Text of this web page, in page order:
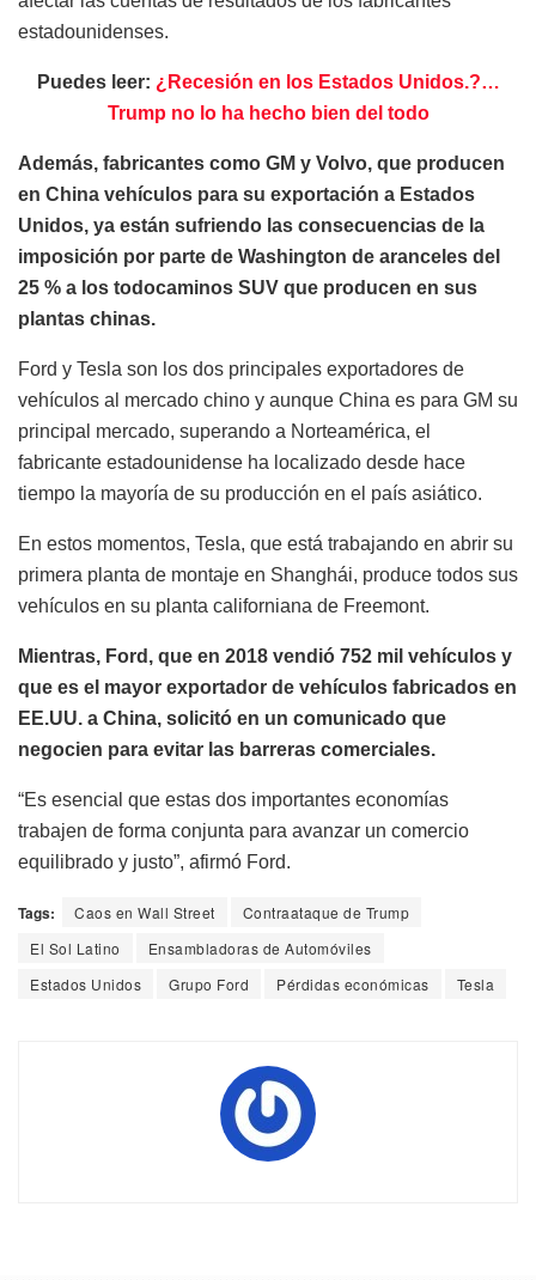
estadounidenses.
Puedes leer: ¿Recesión en los Estados Unidos.?…
Trump no lo ha hecho bien del todo
Además, fabricantes como GM y Volvo, que producen
en China vehículos para su exportación a Estados
Unidos, ya están sufriendo las consecuencias de la
imposición por parte de Washington de aranceles del
25 % a los todocaminos SUV que producen en sus
plantas chinas.
Ford y Tesla son los dos principales exportadores de
vehículos al mercado chino y aunque China es para GM su
principal mercado, superando a Norteamérica, el
fabricante estadounidense ha localizado desde hace
tiempo la mayoría de su producción en el país asiático.
En estos momentos, Tesla, que está trabajando en abrir su
primera planta de montaje en Shanghái, produce todos sus
vehículos en su planta californiana de Freemont.
Mientras, Ford, que en 2018 vendió 752 mil vehículos y
que es el mayor exportador de vehículos fabricados en
EE.UU. a China, solicitó en un comunicado que
negocien para evitar las barreras comerciales.
“Es esencial que estas dos importantes economías
trabajen de forma conjunta para avanzar un comercio
equilibrado y justo”, afirmó Ford.
Tags: Caos en Wall Street
Contraataque de Trump
El Sol Latino
Ensambladoras de Automóviles
Estados Unidos
Grupo Ford Pérdidas económicas Tesla